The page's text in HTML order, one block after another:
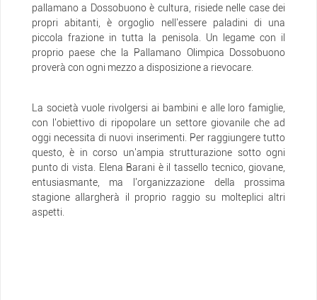
pallamano a Dossobuono è cultura, risiede nelle case dei
propri abitanti, è orgoglio nell'essere paladini di una
piccola frazione in tutta la penisola. Un legame con il
proprio paese che la Pallamano Olimpica Dossobuono
proverà con ogni mezzo a disposizione a rievocare.
La società vuole rivolgersi ai bambini e alle loro famiglie,
con l'obiettivo di ripopolare un settore giovanile che ad
oggi necessita di nuovi inserimenti. Per raggiungere tutto
questo, è in corso un'ampia strutturazione sotto ogni
punto di vista. Elena Barani è il tassello tecnico, giovane,
entusiasmante, ma l'organizzazione della prossima
stagione allargherà il proprio raggio su molteplici altri
aspetti.